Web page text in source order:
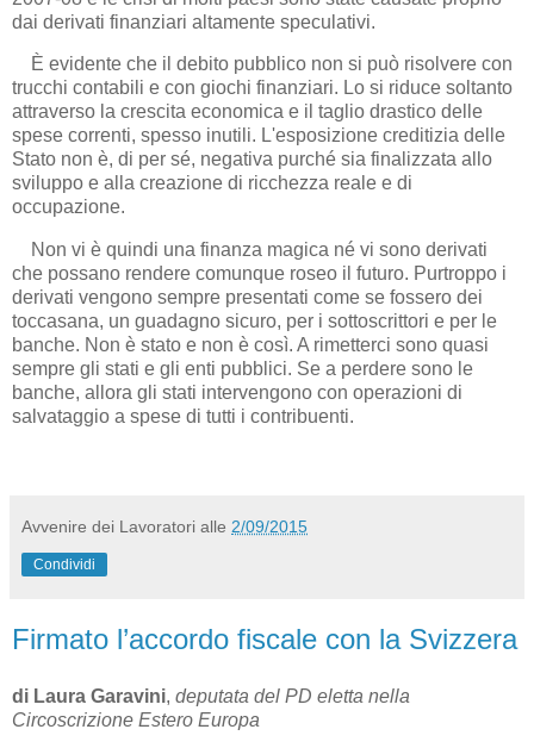
dai derivati finanziari altamente speculativi.
È evidente che il debito pubblico non si può risolvere con
trucchi contabili e con giochi finanziari. Lo si riduce soltanto
attraverso la crescita economica e il taglio drastico delle
spese correnti, spesso inutili. L'esposizione creditizia delle
Stato non è, di per sé, negativa purché sia finalizzata allo
sviluppo e alla creazione di ricchezza reale e di
occupazione.
Non vi è quindi una finanza magica né vi sono derivati
che possano rendere comunque roseo il futuro. Purtroppo i
derivati vengono sempre presentati come se fossero dei
toccasana, un guadagno sicuro, per i sottoscrittori e per le
banche. Non è stato e non è così. A rimetterci sono quasi
sempre gli stati e gli enti pubblici. Se a perdere sono le
banche, allora gli stati intervengono con operazioni di
salvataggio a spese di tutti i contribuenti.
Avvenire dei Lavoratori alle 2/09/2015
Condividi
Firmato l’accordo fiscale con la Svizzera
di Laura Garavini, deputata del PD eletta nella
Circoscrizione Estero Europa